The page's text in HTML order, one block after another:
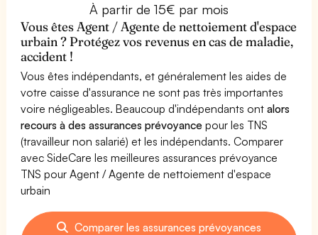
À partir de 15€ par mois
Vous êtes Agent / Agente de nettoiement d'espace
urbain ? Protégez vos revenus en cas de maladie,
accident !
Vous êtes indépendants, et généralement les aides de
votre caisse d'assurance ne sont pas très importantes
voire négligeables. Beaucoup d'indépendants ontalors
recours à des assurances prévoyance pour les TNS
(travailleur non salarié) et les indépendants. Comparer
avec SideCare les meilleures assurances prévoyance
TNS pour Agent / Agente de nettoiement d'espace
urbain
Comparer les assurances prévoyances